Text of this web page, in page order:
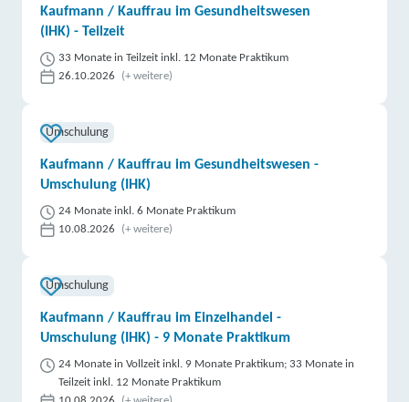
Kaufmann / Kauffrau im Gesundheitswesen
(IHK) - Teilzeit
33 Monate in Teilzeit inkl. 12 Monate Praktikum
26.10.2026
(+ weitere)
Umschulung
Kaufmann / Kauffrau im Gesundheitswesen -
Umschulung (IHK)
24 Monate inkl. 6 Monate Praktikum
10.08.2026
(+ weitere)
Umschulung
Kaufmann / Kauffrau im Einzelhandel -
Umschulung (IHK) - 9 Monate Praktikum
24 Monate in Vollzeit inkl. 9 Monate Praktikum; 33 Monate in
Teilzeit inkl. 12 Monate Praktikum